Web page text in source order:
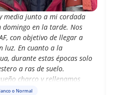
media junto a mi cordada
domingo en la tarde. Nos
con objetivo de llegar a
luz. En cuanto a la
durante estas épocas solo
a ras de suelo.
charco y rellenamos
de carbono, ya que
o Normal